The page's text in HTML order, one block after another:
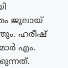
ജൂലായ്
ഹരീഷ്
എം.